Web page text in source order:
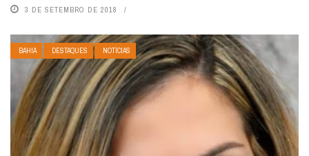
3 DE SETEMBRO DE 2018
BAHIA DESTAQUES NOTÍCIAS